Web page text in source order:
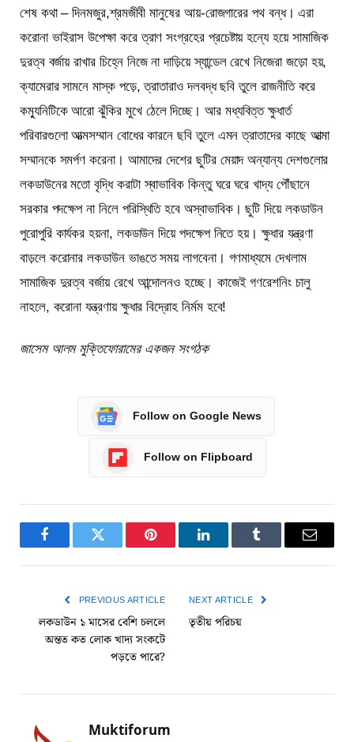
শেষ কথা – দিনমজুর,শ্রমজীবী মানুষের আয়-রোজগারের পথ বন্ধ। এরা
করোনা ভাইরাস উপেক্ষা করে ত্রাণ সংগ্রহের প্রচেষ্টায় হন্যে হয়ে সামাজিক
দুরত্ব বর্জায় রাখার চিহ্নে নিজে না দাড়িয়ে স্যান্ডেল রেখে নিজেরা জড়ো হয়,
ক্যামেরার সামনে মাস্ক পড়ে, ত্রাতারাও দলবদ্ধ ছবি তুলে রাজনীতি করে
কম্যুনিটিকে আরো ঝুঁকির মুখে ঠেলে দিচ্ছে। আর মধ্যবিত্ত ক্ষুধার্ত
পরিবারগুলো আত্মসম্মান বোধের কারনে ছবি তুলে এমন ত্রাতাদের কাছে আত্মা
সম্মানকে সমর্পণ করেনা। আমাদের দেশের ছুটির মেয়াদ অন্যান্য দেশগুলোর
লকডাউনের মতো বৃদ্ধি করাটা স্বাভাবিক কিন্তু ঘরে ঘরে খাদ্য পৌঁছানে
সরকার পদক্ষেপ না নিলে পরিস্থিতি হবে অস্বাভাবিক। ছুটি দিয়ে লকডাউন
পুরোপুরি কার্যকর হয়না, লকডাউন দিয়ে পদক্ষেপ নিতে হয়। ক্ষুধার যন্ত্রণা
বাড়লে করোনার লকডাউন ভাঙতে সময় লাগবেনা। গণমাধ্যমে দেখলাম
সামাজিক দুরত্ব বর্জায় রেখে আন্দোলনও হচ্ছে। কাজেই গণরেশনিং চালু
নাহলে, করোনা যন্ত্রণায় ক্ষুধার বিদ্রোহ নির্মম হবে!
জাসেম আলম মুক্তিফোরামের একজন সংগঠক
Follow on Google News
Follow on Flipboard
FacebookTwitter Pinterest LinkedInTumblr Email
PREVIOUS ARTICLE
লকডাউন ১ মাসের বেশি চললে
অন্তত কত লোক খাদ্য সংকটে
পড়তে পারে?
NEXT ARTICLE
তৃতীয় পরিচয়
Muktiforum